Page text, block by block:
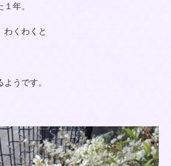
年。
わくわくと
うです。